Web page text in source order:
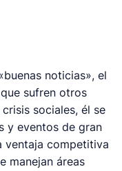
noticias», el
sufren otros
sociales, él se
y eventos de gran
ventaja competitiva
manejan áreas